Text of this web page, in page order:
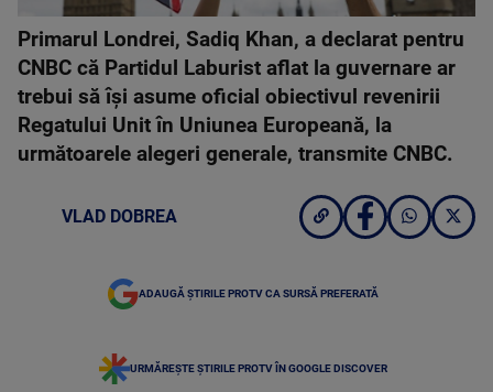
Primarul Londrei, Sadiq Khan, a declarat pentru
CNBC că Partidul Laburist aflat la guvernare ar
trebui să îşi asume oficial obiectivul revenirii
Regatului Unit în Uniunea Europeană, la
următoarele alegeri generale, transmite CNBC.
VLAD DOBREA
ADAUGĂ ȘTIRILE PROTV CA SURSĂ PREFERATĂ
URMĂREȘTE ȘTIRILE PROTV ÎN GOOGLE DISCOVER